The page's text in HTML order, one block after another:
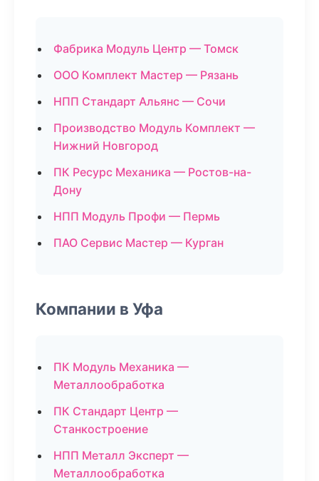
Фабрика Модуль Центр — Томск
ООО Комплект Мастер — Рязань
НПП Стандарт Альянс — Сочи
Производство Модуль Комплект —
Нижний Новгород
ПК Ресурс Механика — Ростов-на-
Дону
НПП Модуль Профи — Пермь
ПАО Сервис Мастер — Курган
Компании в Уфа
ПК Модуль Механика —
Металлообработка
ПК Стандарт Центр —
Станкостроение
НПП Металл Эксперт —
Металлообработка